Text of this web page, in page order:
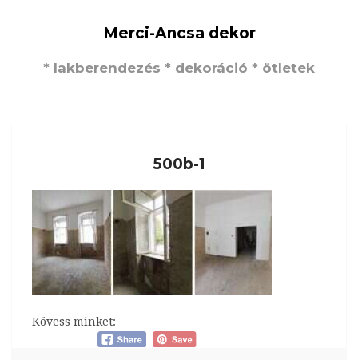
Merci-Ancsa dekor
* lakberendezés * dekoráció * ötletek
500b-1
Kövess minket: